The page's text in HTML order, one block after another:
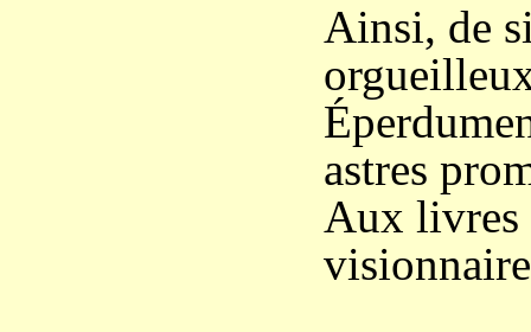
Ainsi, de
astres
Aux livres